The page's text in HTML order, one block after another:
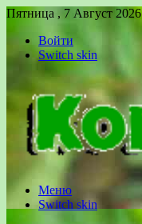
Пятница , 7 Август 2026
Войти
Switch skin
Меню
Switch skin